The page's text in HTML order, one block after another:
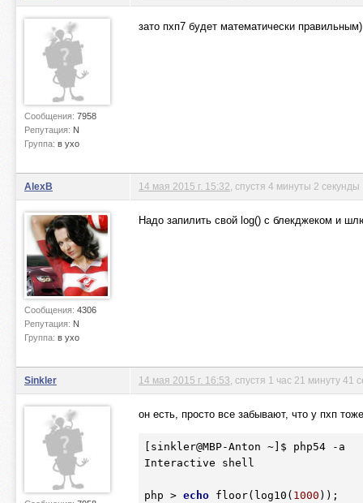
Сообщения: 7958
Репутация: N
Группа: в ухо
зато пхп7 будет математически правильным)
AlexB
Сообщения: 4306
Репутация: N
Группа: в ухо
14 мая 2015 г. 15:32 , спустя 4 минуты 2 секунды
Надо запилить свой log() c блекджеком и
Sinkler 14 мая 2015 г. 16:53 , спустя 1 час 21 минуту 41
он есть, просто все забывают, что у пхп
[sinkler@MBP-Anton ~]$ php54 -a
Interactive shell
php > echo floor(log10( 1000